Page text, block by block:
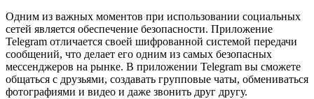
Одним из важных моментов при использовании социальных
сетей является обеспечение безопасности. Приложение
Telegram отличается своей шифрованной системой передачи
сообщений, что делает его одним из самых безопасных
мессенджеров на рынке. В приложении Telegram вы сможете
общаться с друзьями, создавать групповые чаты, обмениваться
фотографиями и видео и даже звонить друг другу.